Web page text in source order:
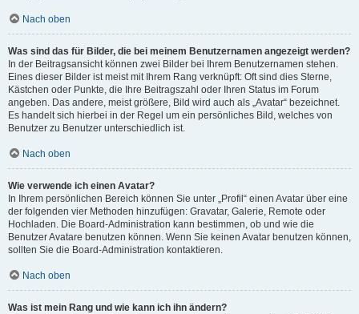
Nach oben
Was sind das für Bilder, die bei meinem Benutzernamen angezeigt werden?
In der Beitragsansicht können zwei Bilder bei Ihrem Benutzernamen stehen.
Eines dieser Bilder ist meist mit Ihrem Rang verknüpft: Oft sind dies Sterne,
Kästchen oder Punkte, die Ihre Beitragszahl oder Ihren Status im Forum
angeben. Das andere, meist größere, Bild wird auch als „Avatar“ bezeichnet.
Es handelt sich hierbei in der Regel um ein persönliches Bild, welches von
Benutzer zu Benutzer unterschiedlich ist.
Nach oben
Wie verwende ich einen Avatar?
In Ihrem persönlichen Bereich können Sie unter „Profil“ einen Avatar über eine
der folgenden vier Methoden hinzufügen: Gravatar, Galerie, Remote oder
Hochladen. Die Board-Administration kann bestimmen, ob und wie die
Benutzer Avatare benutzen können. Wenn Sie keinen Avatar benutzen können,
sollten Sie die Board-Administration kontaktieren.
Nach oben
Was ist mein Rang und wie kann ich ihn ändern?